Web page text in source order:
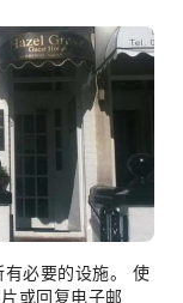
必要的设施。 使
或回复电子邮